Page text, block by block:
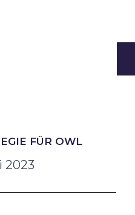
FÜR OWL
2023